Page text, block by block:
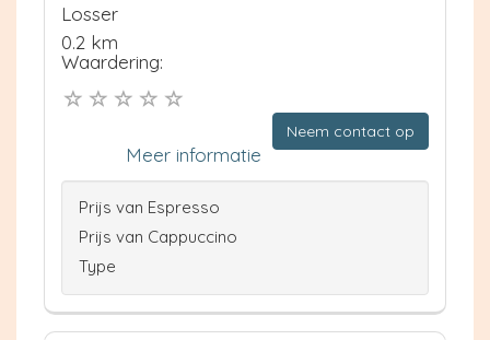
Losser
0.2 km
Waardering:
Neem contact op
Meer informatie
Prijs van Espresso
Prijs van Cappuccino
Type